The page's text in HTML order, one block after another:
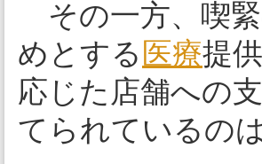
その一方、喫
めとする 医療提
応じた店舗への
てられているの